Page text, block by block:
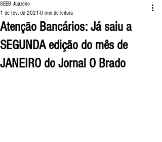
Atenção Bancários: Já saiu a
SEGUNDA edição do mês de
JANEIRO do Jornal O Brado
SEEB Juazeiro
1 de fev. de 2021 0 min de leitura